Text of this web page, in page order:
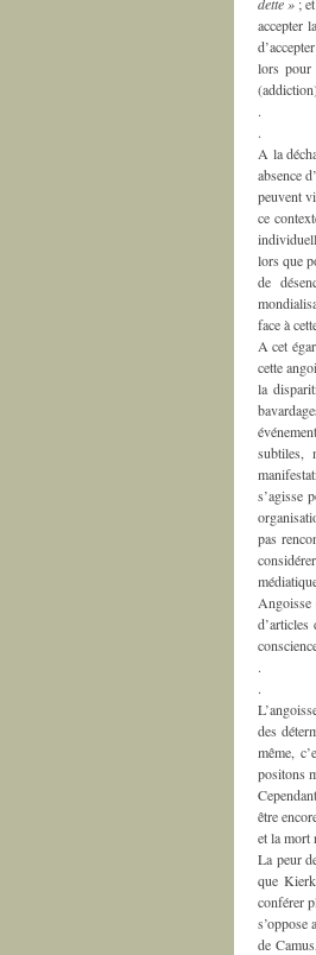
accepter
lors pour
.
.
A la
absence
peuvent
ce
lors que
de
face à
A cet
cette
la
subtiles,
s’agisse
pas
Angoisse
.
.
des
même,
positons
être
et la mort
La peur
que
conférer
s’oppose
de